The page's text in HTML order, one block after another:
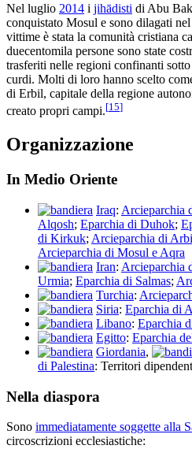
Nel luglio 2014 i jihādisti di Abu
conquistato Mosul e sono dilagati
vittime è stata la comunità cristiana
duecentomila persone sono state
trasferiti nelle regioni confinanti
curdi. Molti di loro hanno scelto
di Erbil, capitale della regione
creato propri campi.[15]
Organizzazione
In Medio Oriente
Iraq: Arcieparchia
Alqosh; Eparchia di Duhok;
di Kirkuk; Arcieparchia di
Arcieparchia di Mosul e Aqra
Iran: Arcieparchia
Urmia; Eparchia di Salmas;
Turchia:
Siria: Eparchia di
Libano: Eparchia
Egitto: Eparchia
Giordania,
di Palestina: Territori
Nella diaspora
Sono immediatamente soggette alla
circoscrizioni ecclesiastiche: